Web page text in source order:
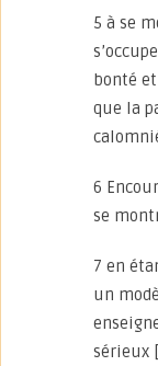
5 à se
bonté
que la
6
se
7 en
un
sérieux